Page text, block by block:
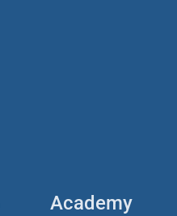
Academy